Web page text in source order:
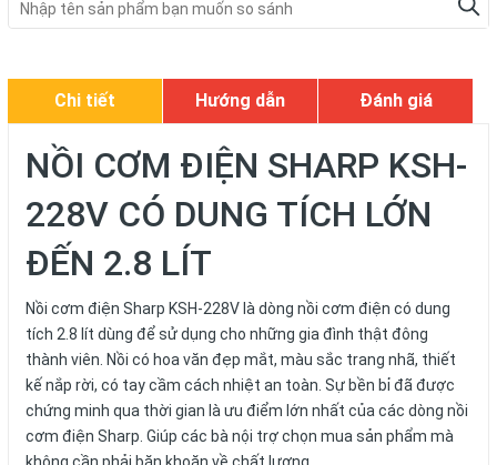
Chi tiết Hướng dẫn Đánh giá
NỒI CƠM ĐIỆN SHARP KSH-
228V CÓ DUNG TÍCH LỚN
ĐẾN 2.8 LÍT
Nồi cơm điện Sharp KSH-228V là dòng nồi cơm điện có dung
tích 2.8 lít dùng để sử dụng cho những gia đình thật đông
thành viên. Nồi có hoa văn đẹp mắt, màu sắc trang nhã, thiết
kế nắp rời, có tay cầm cách nhiệt an toàn. Sự bền bỉ đã được
chứng minh qua thời gian là ưu điểm lớn nhất của các dòng nồi
cơm điện Sharp. Giúp các bà nội trợ chọn mua sản phẩm mà